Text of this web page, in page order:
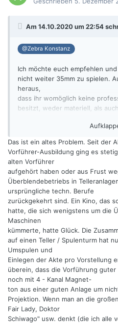
Am 14.10.2020 um 22:54
@Zebra Konstanz
Ich möchte euch empfehlen
nicht weiter 35mm zu spielen.
heraus,
dass ihr womöglich keine
besitzt, weder materiell, als
heraus weiß ich, dass es dann
leiden werden.
35mm ist bei einer guten Kopie:
stillstehend, hochauflösend und
räumlich. Solltest du
das bei euch nie so erlebt
euch eine dilettantisch-penible
Analogfilmwiedergabe. Im
Strafen an die Verleiher und
Bestellungen ausgeschlossen.
In Berlin werden die Kopien
geprüft, ggf. gibt es eine böse
Das soll keine bös gemeinte
nicht Jeder 35mm spielen.
ins Programm nehmen,
wird auch nix bringen und
wenn man es nicht aufwändig
Das ist ein altes Problem. Seit der
Vorführer-Ausbildung ging es
alten Vorführer
aufgehört haben oder aus Frust
Überblendebetriebs in
ursprüngliche techn. Berufe
zurückgekehrt sind. Ein Kino, das
hatte, die sich wenigstens um die
Maschinen
kümmerte, hatte Glück. Die
auf einen Teller / Spulenturm hat
Umspulen und
Einlegen der Akte pro Vorstellung
überein, dass die Vorführung
noch mit 4 - Kanal Magnet-
ton aus einer guten Anlage um
Projektion. Wenn man an die
Fair Lady, Doktor
Schiwago" usw. denkt (die ich alle